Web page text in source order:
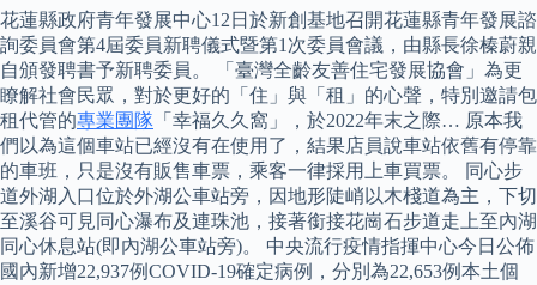
花蓮縣政府青年發展中心12日於新創基地召開花蓮縣青年發展諮
詢委員會第4屆委員新聘儀式暨第1次委員會議，由縣長徐榛蔚親
自頒發聘書予新聘委員。 「臺灣全齡友善住宅發展協會」為更
瞭解社會民眾，對於更好的「住」與「租」的心聲，特別邀請包
租代管的專業團隊 「幸福久久窩」，於2022年末之際… 原本我
們以為這個車站已經沒有在使用了，結果店員說車站依舊有停靠
的車班，只是沒有販售車票，乘客一律採用上車買票。 同心步
道外湖入口位於外湖公車站旁，因地形陡峭以木棧道為主，下切
至溪谷可見同心瀑布及連珠池，接著銜接花崗石步道走上至內湖
同心休息站(即內湖公車站旁)。 中央流行疫情指揮中心今日公佈
國內新增22,937例COVID-19確定病例，分別為22,653例本土個